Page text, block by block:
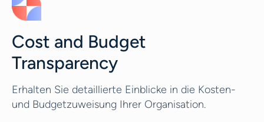
Cost and Budget
Transparency
Erhalten Sie detaillierte Einblicke in die Kosten-
und Budgetzuweisung Ihrer Organisation.